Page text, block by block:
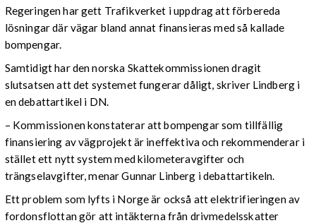
Regeringen har gett Trafikverket i uppdrag att förbereda
lösningar där vägar bland annat finansieras med så kallade
bompengar.
Samtidigt har den norska Skattekommissionen dragit
slutsatsen att det systemet fungerar dåligt, skriver Lindberg i
en debattartikel i DN.
– Kommissionen konstaterar att bompengar som tillfällig
finansiering av vägprojekt är ineffektiva och rekommenderar i
stället ett nytt system med kilometeravgifter och
trängselavgifter, menar Gunnar Linberg i debattartikeln.
Ett problem som lyfts i Norge är också att elektrifieringen av
fordonsflottan gör att intäkterna från drivmedelsskatter